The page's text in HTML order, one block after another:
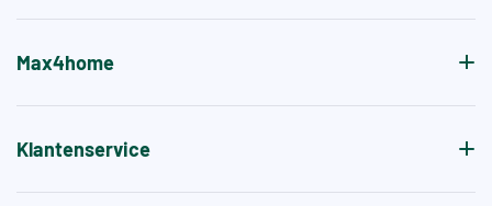
Max4home
Klantenservice